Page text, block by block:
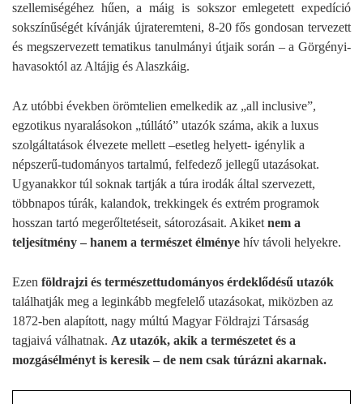
szellemiségéhez hűen, a máig is sokszor emlegetett expedíció
sokszínűségét kívánják újrateremteni, 8-20 fős gondosan tervezett
és megszervezett tematikus tanulmányi útjaik során – a Görgényi-
havasoktól az Altájig és Alaszkáig.
Az utóbbi években örömtelien emelkedik az „all inclusive”,
egzotikus nyaralásokon „túllátó” utazók száma, akik a luxus
szolgáltatások élvezete mellett –esetleg helyett- igénylik a
népszerű-tudományos tartalmú, felfedező jellegű utazásokat.
Ugyanakkor túl soknak tartják a túra irodák által szervezett,
többnapos túrák, kalandok, trekkingek és extrém programok
hosszan tartó megerőltetéseit, sátorozásait. Akiket nem a
teljesítmény – hanem a természet élménye hív távoli helyekre.
Ezen földrajzi és természettudományos érdeklődésű utazók
találhatják meg a leginkább megfelelő utazásokat, miközben az
1872-ben alapított, nagy múltú Magyar Földrajzi Társaság
tagjaivá válhatnak. Az utazók, akik a természetet és a
mozgásélményt is keresik – de nem csak túrázni akarnak.